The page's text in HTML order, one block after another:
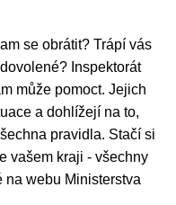
se obrátit? Trápí vás
Inspektorát
může pomoct. Jejich
a dohlížejí na to,
pravidla. Stačí si
vašem kraji - všechny
na webu Ministerstva